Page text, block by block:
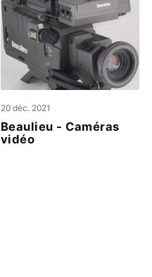
20 déc. 2021
Beaulieu - Caméras
vidéo